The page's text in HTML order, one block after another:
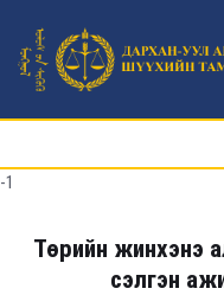
-1
Төрийн жинхэнэ
сэлгэн